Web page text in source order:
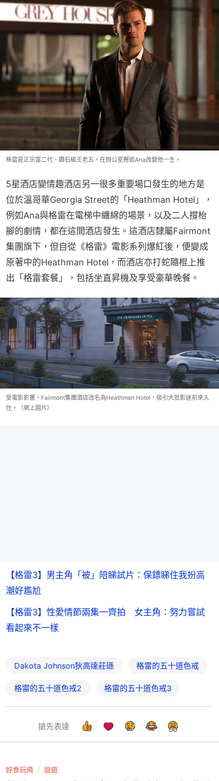
格雷是正宗富二代、鑽石級王老五，在辦公室邂逅Ana改變他一生。
5星酒店變情趣酒店另一很多重要場口發生的地方是
位於溫哥華Georgia Street的「Heathman Hotel」，
例如Ana與格雷在電梯中纏綿的場景，以及二人撐枱
腳的劇情，都在這間酒店發生。這酒店隸屬Fairmont
集團旗下，但自從《格雷》電影系列爆紅後，便變成
原著中的Heathman Hotel，而酒店亦打蛇隨棍上推
出「格雷套餐」，包括坐直昇機及享受豪華晚餐。
受電影影響，Fairmont集團酒店改名為Heathman Hotel，吸引大批影迷前來入
住。（網上圖片）
【格雷3】男主角「被」陪睇試片：保鏢睇住我扮高
潮好尷尬
【格雷3】性愛情節兩集一齊拍 女主角：努力嘗試
看起來不一樣
Dakota Johnson狄高達莊遜 格雷的五十道色戒
格雷的五十道色戒2 格雷的五十道色戒3
搶先表達
好食玩飛 旅遊